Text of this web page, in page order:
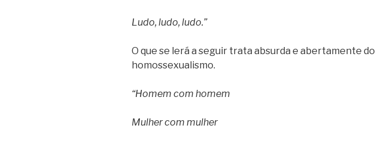
Ludo, ludo, ludo.”
O que se lerá a seguir trata absurda e abertamente do
homossexualismo.
“Homem com homem
Mulher com mulher